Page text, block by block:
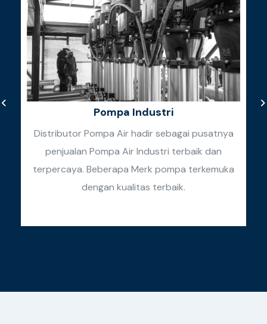
Pompa Industri
Distributor Pompa Air hadir sebagai pusatnya
penjualan Pompa Air Industri terbaik dan
terpercaya. Beberapa Merk pompa terkemuka
dengan kualitas terbaik.